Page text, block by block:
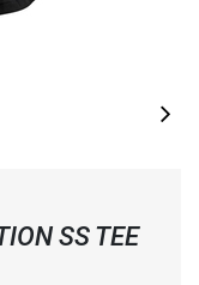
SS TEE